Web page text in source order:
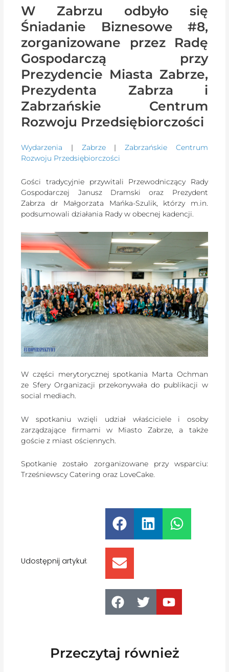
W Zabrzu odbyło się
Śniadanie Biznesowe #8,
zorganizowane przez Radę
Gospodarczą przy
Prezydencie Miasta Zabrze,
Prezydenta Zabrza i
Zabrzańskie Centrum
Rozwoju Przedsiębiorczości
Wydarzenia | Zabrze|Zabrzańskie Centrum
Rozwoju Przedsiębiorczości
Gości tradycyjnie przywitali Przewodniczący Rady
Gospodarczej Janusz Dramski oraz Prezydent
Zabrza dr Małgorzata Mańka-Szulik, którzy m.in.
podsumowali działania Rady w obecnej kadencji.
W części merytorycznej spotkania Marta Ochman
ze Sfery Organizacji przekonywała do publikacji w
social mediach.
W spotkaniu wzięli udział właściciele i osoby
zarządzające firmami w Miasto Zabrze, a także
goście z miast ościennych.
Spotkanie zostało zorganizowane przy wsparciu:
Trześniewscy Catering oraz LoveCake.
Udostępnij artykuł:
Przeczytaj również